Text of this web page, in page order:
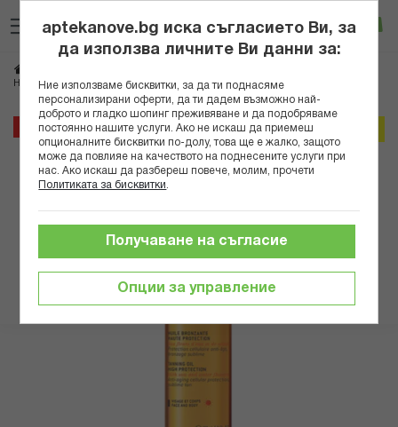
към
съдържанието
Вход
НУКС СЪН ОЛИО ЗА ПРИДОБИВАНЕ НА ТЕН SPF30 150МЛ
30% Онлайн промо
Преминете
края
aptekanove.bg иска съгласието Ви, за
да използва личните Ви данни за:
Ние използваме бисквитки, за да ти поднасяме
персонализирани оферти, да ти дадем възможно най-
доброто и гладко шопинг преживяване и да подобряваме
постоянно нашите услуги. Ако не искаш да приемеш
опционалните бисквитки по-долу, това ще е жалко, защото
може да повлияе на качеството на поднесените услуги при
нас. Ако искаш да разбереш повече, молим, прочети
Политиката за бисквитки
Опции за управление
Получаване на съгласие